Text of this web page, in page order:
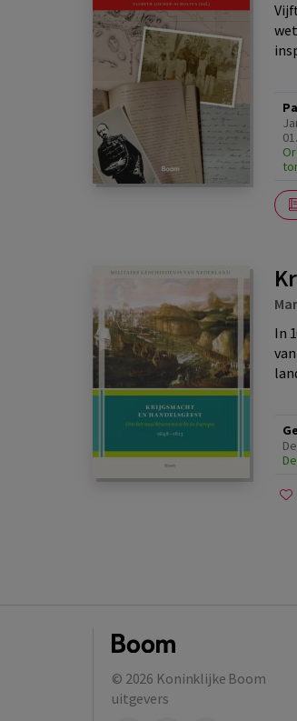
In
© 2026 Koninklijke Boom
uitgevers